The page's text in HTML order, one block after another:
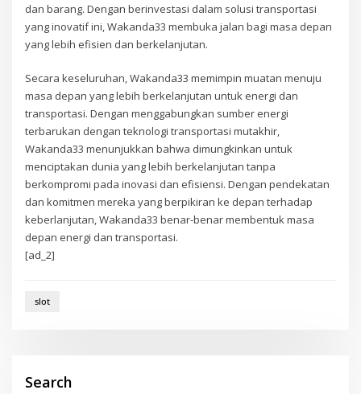
dan barang. Dengan berinvestasi dalam solusi transportasi
yang inovatif ini, Wakanda33 membuka jalan bagi masa depan
yang lebih efisien dan berkelanjutan.
Secara keseluruhan, Wakanda33 memimpin muatan menuju
masa depan yang lebih berkelanjutan untuk energi dan
transportasi. Dengan menggabungkan sumber energi
terbarukan dengan teknologi transportasi mutakhir,
Wakanda33 menunjukkan bahwa dimungkinkan untuk
menciptakan dunia yang lebih berkelanjutan tanpa
berkompromi pada inovasi dan efisiensi. Dengan pendekatan
dan komitmen mereka yang berpikiran ke depan terhadap
keberlanjutan, Wakanda33 benar-benar membentuk masa
depan energi dan transportasi.
[ad_2]
slot
Search